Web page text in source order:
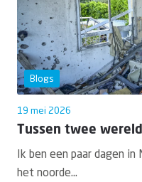
Blogs
19 mei 2026
Tussen twee
Ik ben een paar dagen
het noorde...